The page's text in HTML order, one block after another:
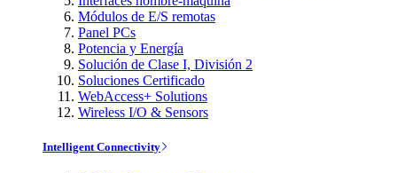
Módulos de E/S remotas
Panel PCs
Potencia y Energía
Solución de Clase I, División 2
Soluciones Certificado
WebAccess+ Solutions
Wireless I/O & Sensors
Intelligent Connectivity